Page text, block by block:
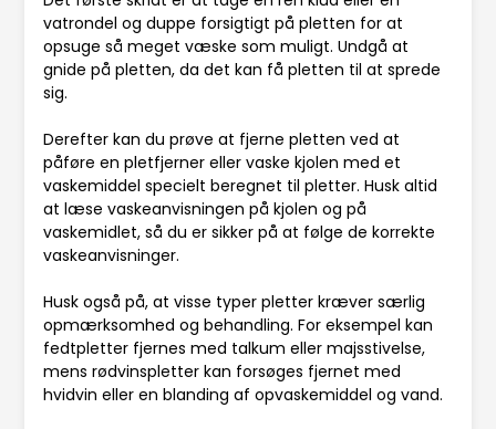
vatrondel og duppe forsigtigt på pletten for at
opsuge så meget væske som muligt. Undgå at
gnide på pletten, da det kan få pletten til at sprede
sig.
Derefter kan du prøve at fjerne pletten ved at
påføre en pletfjerner eller vaske kjolen med et
vaskemiddel specielt beregnet til pletter. Husk altid
at læse vaskeanvisningen på kjolen og på
vaskemidlet, så du er sikker på at følge de korrekte
vaskeanvisninger.
Husk også på, at visse typer pletter kræver særlig
opmærksomhed og behandling. For eksempel kan
fedtpletter fjernes med talkum eller majsstivelse,
mens rødvinspletter kan forsøges fjernet med
hvidvin eller en blanding af opvaskemiddel og vand.